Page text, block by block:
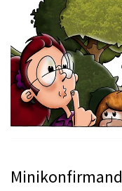
Minikonfirmand